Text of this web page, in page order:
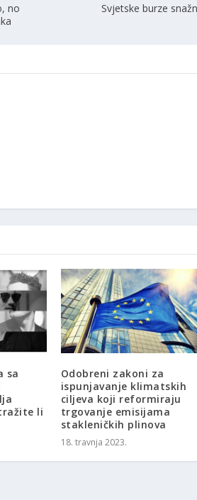
no
Svjetske burze
sa
li
Odobreni zakoni za
ispunjavanje klimatskih
ciljeva koji reformiraju
trgovanje emisijama
stakleničkih plinova
18. travnja 2023.